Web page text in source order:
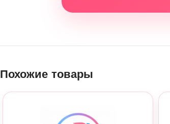
Похожие товары